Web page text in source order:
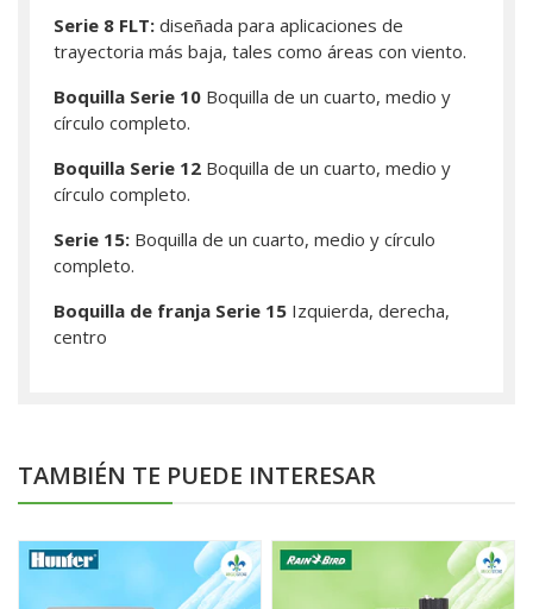
Serie 8 FLT: diseñada para aplicaciones de
trayectoria más baja, tales como áreas con viento.
Boquilla Serie 10 Boquilla de un cuarto, medio y
círculo completo.
Boquilla Serie 12 Boquilla de un cuarto, medio y
círculo completo.
Serie 15: Boquilla de un cuarto, medio y círculo
completo.
Boquilla de franja Serie 15 Izquierda, derecha,
centro
TAMBIÉN TE PUEDE INTERESAR